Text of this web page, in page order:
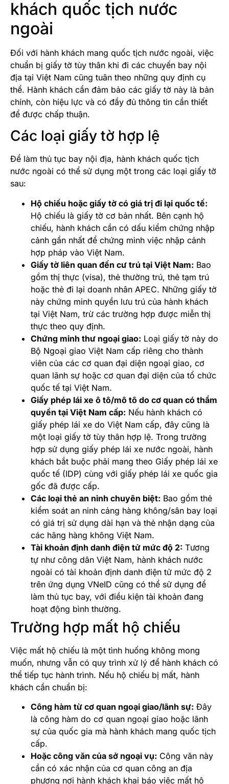
khách quốc tịch nước
ngoài
Đối với hành khách mang quốc tịch nước ngoài, việc
chuẩn bị giấy tờ tùy thân khi đi các chuyến bay nội
địa tại Việt Nam cũng tuân theo những quy định cụ
thể. Hành khách cần đảm bảo các giấy tờ này là bản
chính, còn hiệu lực và có đầy đủ thông tin cần thiết
để được chấp thuận.
Các loại giấy tờ hợp lệ
Để làm thủ tục bay nội địa, hành khách quốc tịch
nước ngoài có thể sử dụng một trong các loại giấy tờ
sau:
Hộ chiếu hoặc giấy tờ có giá trị đi lại quốc tế:
Hộ chiếu là giấy tờ cơ bản nhất. Bên cạnh hộ
chiếu, hành khách cần có dấu kiểm chứng nhập
cảnh gần nhất để chứng minh việc nhập cảnh
hợp pháp vào Việt Nam.
Giấy tờ liên quan đến cư trú tại Việt Nam: Bao
gồm thị thực (visa), thẻ thường trú, thẻ tạm trú
hoặc thẻ đi lại doanh nhân APEC. Những giấy tờ
này chứng minh quyền lưu trú của hành khách
tại Việt Nam, trừ các trường hợp được miễn thị
thực theo quy định.
Chứng minh thư ngoại giao: Loại giấy tờ này do
Bộ Ngoại giao Việt Nam cấp riêng cho thành
viên của các cơ quan đại diện ngoại giao, cơ
quan lãnh sự hoặc cơ quan đại diện của tổ chức
quốc tế tại Việt Nam.
Giấy phép lái xe ô tô/mô tô do cơ quan có thẩm
quyền tại Việt Nam cấp: Nếu hành khách có
giấy phép lái xe do Việt Nam cấp, đây cũng là
một loại giấy tờ tùy thân hợp lệ. Trong trường
hợp sử dụng giấy phép lái xe nước ngoài, hành
khách bắt buộc phải mang theo Giấy phép lái xe
quốc tế (IDP) cùng với giấy phép lái xe quốc gia
gốc đã được cấp.
Các loại thẻ an ninh chuyên biệt: Bao gồm thẻ
kiểm soát an ninh cảng hàng không/sân bay loại
có giá trị sử dụng dài hạn và thẻ nhận dạng của
các hãng hàng không Việt Nam.
Tài khoản định danh điện tử mức độ 2: Tương
tự như công dân Việt Nam, hành khách nước
ngoài có tài khoản định danh điện tử mức độ 2
trên ứng dụng VNeID cũng có thể sử dụng để
làm thủ tục bay, với điều kiện tài khoản đang
hoạt động bình thường.
Trường hợp mất hộ chiếu
Việc mất hộ chiếu là một tình huống không mong
muốn, nhưng vẫn có quy trình xử lý để hành khách có
thể tiếp tục hành trình. Nếu hộ chiếu bị mất, hành
khách cần chuẩn bị:
Công hàm từ cơ quan ngoại giao/lãnh sự: Đây
là công hàm do cơ quan ngoại giao hoặc lãnh
sự của quốc gia mà hành khách mang quốc tịch
cấp.
Hoặc công văn của sở ngoại vụ: Công văn này
cần có xác nhận của cơ quan công an địa
phương nơi hành khách khai báo việc mất hộ